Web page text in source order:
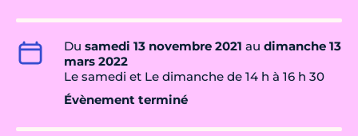
Du samedi 13 novembre 2021 au dimanche 13
mars 2022
Le samedi et Le dimanche de 14 h à 16 h 30
Évènement terminé